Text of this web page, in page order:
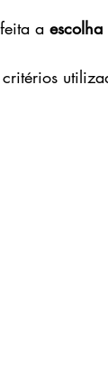
feita a
critérios